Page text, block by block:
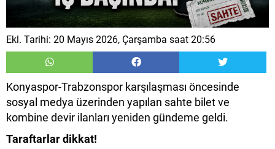
Ekl. Tarihi: 20 Mayıs 2026, Çarşamba saat 20:56
Konyaspor-Trabzonspor karşılaşması öncesinde
sosyal medya üzerinden yapılan sahte bilet ve
kombine devir ilanları yeniden gündeme geldi.
Taraftarlar dikkat!